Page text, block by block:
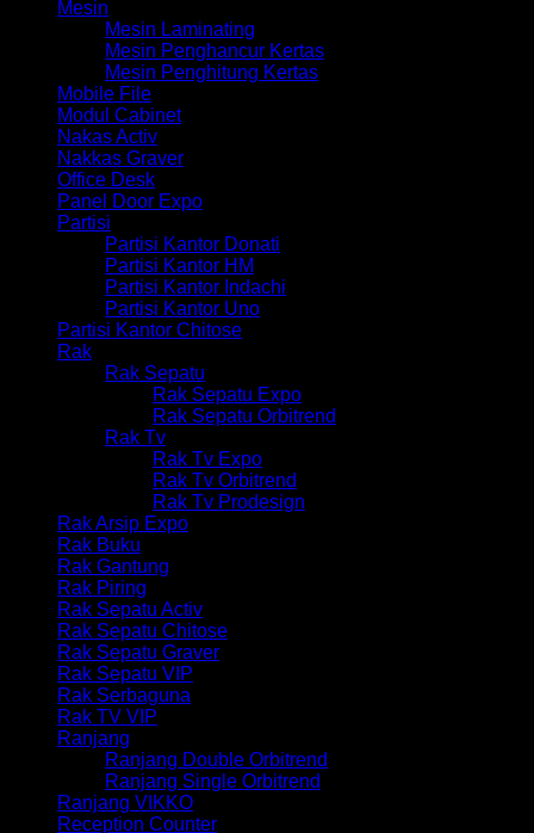
Mesin
Mesin Laminating
Mesin Penghancur Kertas
Mesin Penghitung Kertas
Mobile File
Modul Cabinet
Nakas Activ
Nakkas Graver
Office Desk
Panel Door Expo
Partisi
Partisi Kantor Donati
Partisi Kantor HM
Partisi Kantor Indachi
Partisi Kantor Uno
Partisi Kantor Chitose
Rak
Rak Sepatu
Rak Sepatu Expo
Rak Sepatu Orbitrend
Rak Tv
Rak Tv Expo
Rak Tv Orbitrend
Rak Tv Prodesign
Rak Arsip Expo
Rak Buku
Rak Gantung
Rak Piring
Rak Sepatu Activ
Rak Sepatu Chitose
Rak Sepatu Graver
Rak Sepatu VIP
Rak Serbaguna
Rak TV VIP
Ranjang
Ranjang Double Orbitrend
Ranjang Single Orbitrend
Ranjang VIKKO
Reception Counter